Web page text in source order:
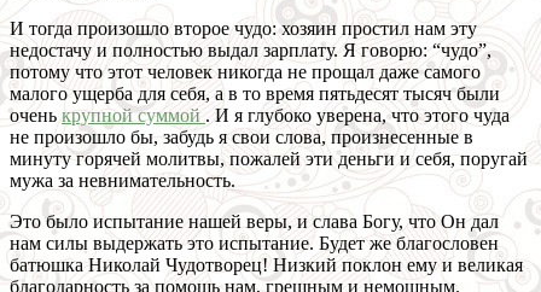
И тогда произошло второе чудо: хозяин простил нам эту
недостачу и полностью выдал зарплату. Я говорю: “чудо”,
потому что этот человек никогда не прощал даже самого
малого ущерба для себя, а в то время пятьдесят тысяч были
очень крупной суммой . И я глубоко уверена, что этого чуда
не произошло бы, забудь я свои слова, произнесенные в
минуту горячей молитвы, пожалей эти деньги и себя, поругай
мужа за невнимательность.
Это было испытание нашей веры, и слава Богу, что Он дал
нам силы выдержать это испытание. Будет же благословен
батюшка Николай Чудотворец! Низкий поклон ему и великая
благодарность за помощь нам, грешным и немощным.